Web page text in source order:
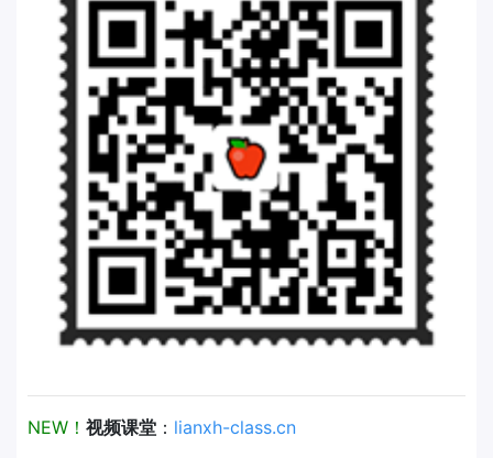
NEW！ 视频课堂 ： lianxh-class.cn